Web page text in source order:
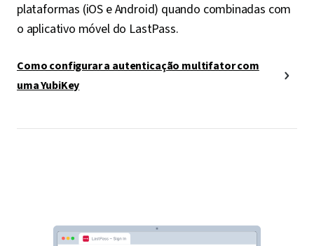
plataformas (iOS e Android) quando combinadas com
o aplicativo móvel do LastPass.
Como configurar a autenticação multifator com
uma YubiKey